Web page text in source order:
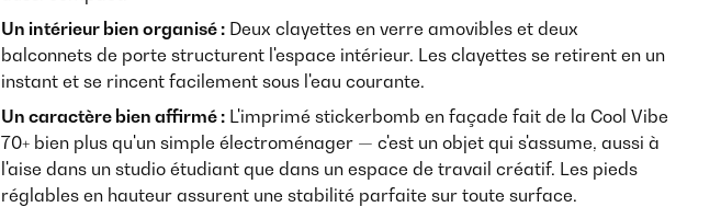
Un intérieur bien organisé : Deux clayettes en verre amovibles et deux
balconnets de porte structurent l'espace intérieur. Les clayettes se retirent en un
instant et se rincent facilement sous l'eau courante.
Un caractère bien affirmé : L'imprimé stickerbomb en façade fait de la Cool Vibe
70+ bien plus qu'un simple électroménager — c'est un objet qui s'assume, aussi à
l'aise dans un studio étudiant que dans un espace de travail créatif. Les pieds
réglables en hauteur assurent une stabilité parfaite sur toute surface.